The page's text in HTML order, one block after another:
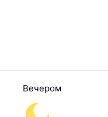
Вечером